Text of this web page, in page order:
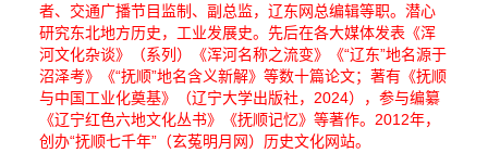
者、交通广播节目监制、副总监，辽东网总编辑等职。潜心
研究东北地方历史，工业发展史。先后在各大媒体发表《浑
河文化杂谈》（系列）《浑河名称之流变》《“辽东”地名源于
沼泽考》《“抚顺”地名含义新解》等数十篇论文；著有《抚顺
与中国工业化奠基》（辽宁大学出版社，2024），参与编纂
《辽宁红色六地文化丛书》《抚顺记忆》等著作。2012年，
创办“抚顺七千年”（玄菟明月网）历史文化网站。